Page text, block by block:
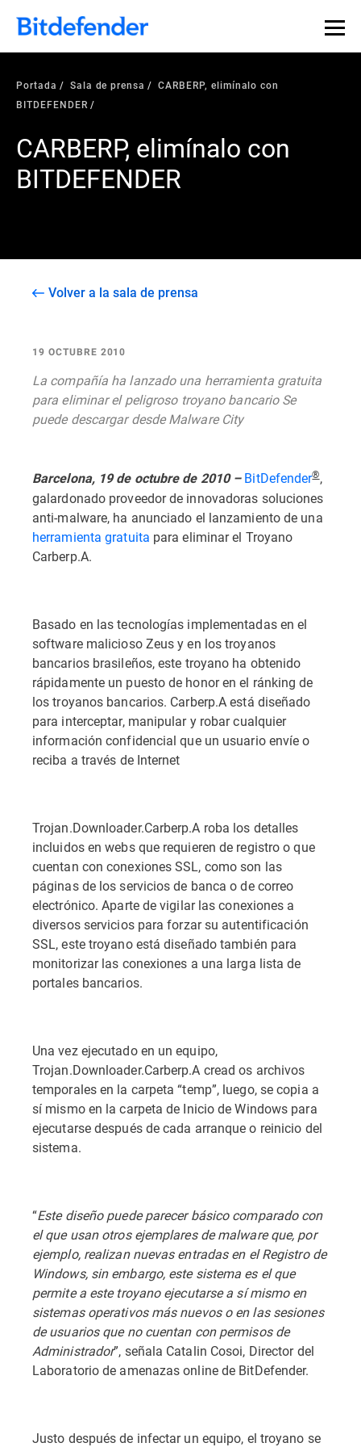
Portada Sala de prensa
CARBERP, elimínalo con
BITDEFENDER
CARBERP, elimínalo con
BITDEFENDER
Volver a la sala de prensa
19 OCTUBRE 2010
La compañía ha lanzado una herramienta gratuita
para eliminar el peligroso troyano bancario Se
puede descargar desde Malware City
Barcelona, 19 de octubre de 2010 – BitDefender®,
galardonado proveedor de innovadoras soluciones
anti-malware, ha anunciado el lanzamiento de una
herramienta gratuita para eliminar el Troyano
Carberp.A.
Basado en las tecnologías implementadas en el
software malicioso Zeus y en los troyanos
bancarios brasileños, este troyano ha obtenido
rápidamente un puesto de honor en el ránking de
los troyanos bancarios. Carberp.A está diseñado
para interceptar, manipular y robar cualquier
información confidencial que un usuario envíe o
reciba a través de Internet
Trojan.Downloader.Carberp.A roba los detalles
incluidos en webs que requieren de registro o que
cuentan con conexiones SSL, como son las
páginas de los servicios de banca o de correo
electrónico. Aparte de vigilar las conexiones a
diversos servicios para forzar su autentificación
SSL, este troyano está diseñado también para
monitorizar las conexiones a una larga lista de
portales bancarios.
Una vez ejecutado en un equipo,
Trojan.Downloader.Carberp.A cread os archivos
temporales en la carpeta “temp”, luego, se copia a
sí mismo en la carpeta de Inicio de Windows para
ejecutarse después de cada arranque o reinicio del
sistema.
“Este diseño puede parecer básico comparado con
el que usan otros ejemplares de malware que, por
ejemplo, realizan nuevas entradas en el Registro de
Windows, sin embargo, este sistema es el que
permite a este troyano ejecutarse a sí mismo en
sistemas operativos más nuevos o en las sesiones
de usuarios que no cuentan con permisos de
Administrador”, señala Catalin Cosoi, Director del
Laboratorio de amenazas online de BitDefender.
Justo después de infectar un equipo, el troyano se